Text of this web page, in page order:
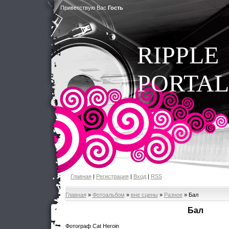
Приветствую Вас Гость
RIPPLE
PORTAL
Главная| Регистрация| Вход| RSS
Главная » Фотоальбом » вне сцены » Разное» Бал
Бал
Фотограф Cat Heroin